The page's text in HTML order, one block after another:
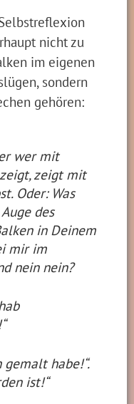
nicht zu
im eigenen
sondern
gehören:
wer mit
zeigt mit
Oder: Was
des
in Deinem
mir im
nein nein?
gemalt habe!“.
ist!“